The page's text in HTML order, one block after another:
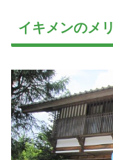
イキメンのメ